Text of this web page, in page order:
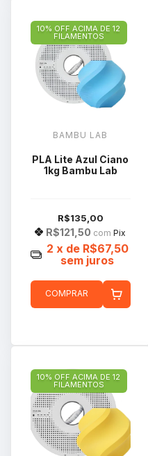
10% OFF ACIMA DE 12
FILAMENTOS
BAMBU LAB
PLA Lite Azul Ciano
1kg Bambu Lab
R$135,00
R$121,50 com Pix
2 x de R$67,50
sem juros
COMPRAR
10% OFF ACIMA DE 12
FILAMENTOS